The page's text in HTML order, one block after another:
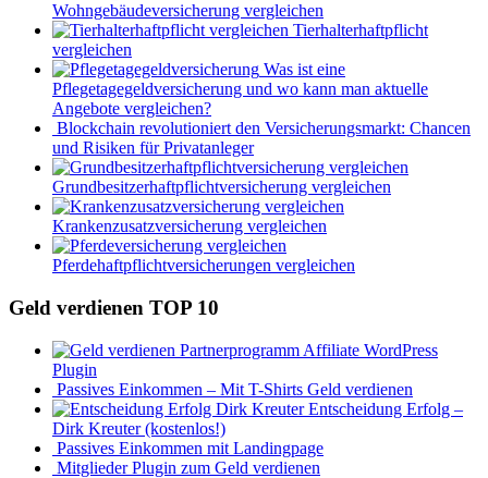
Wohngebäudeversicherung vergleichen
Tierhalterhaftpflicht
vergleichen
Was ist eine
Pflegetagegeldversicherung und wo kann man aktuelle
Angebote vergleichen?
Blockchain revolutioniert den Versicherungsmarkt: Chancen
und Risiken für Privatanleger
Grundbesitzerhaftpflichtversicherung vergleichen
Krankenzusatzversicherung vergleichen
Pferdehaftpflichtversicherungen vergleichen
Geld verdienen TOP 10
Affiliate WordPress
Plugin
Passives Einkommen – Mit T-Shirts Geld verdienen
Entscheidung Erfolg –
Dirk Kreuter (kostenlos!)
Passives Einkommen mit Landingpage
Mitglieder Plugin zum Geld verdienen